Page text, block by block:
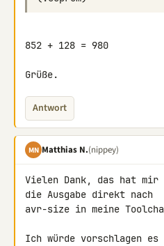
852 + 128 = 980
Grüße.
Antwort
MN Matthias N.(nippey)
Vielen Dank, das hat mir
die Ausgabe direkt nach
avr-size in meine